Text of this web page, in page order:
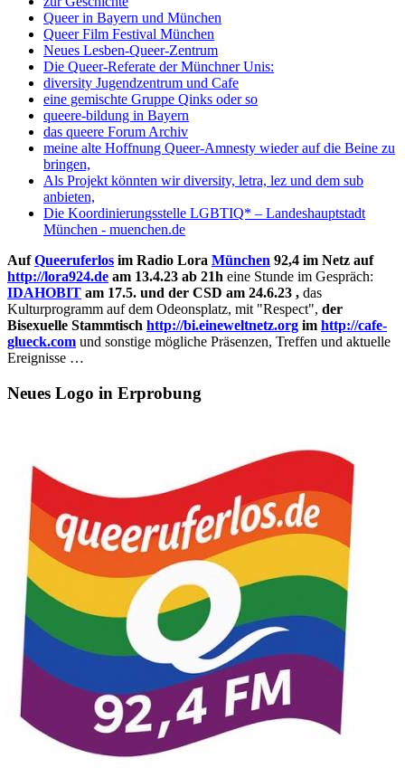
Queer in Bayern und München
Queer Film Festival München
Neues Lesben-Queer-Zentrum
Die Queer-Referate der Münchner Unis:
diversity Jugendzentrum und Cafe
eine gemischte Gruppe Qinks oder so
queere-bildung in Bayern
das queere Forum Archiv
meine alte Hoffnung Queer-Amnesty wieder auf die Beine zu
bringen,
Als Projekt könnten wir diversity, letra, lez und dem sub
anbieten,
Die Koordinierungsstelle LGBTIQ* – Landeshauptstadt
München - muenchen.de
AufQueeruferlos im Radio Lora München 92,4 im Netz auf
http://lora924.de am 13.4.23 ab 21h eine Stunde im Gespräch:
IDAHOBIT am 17.5. und der CSD am 24.6.23 , das
Kulturprogramm auf dem Odeonsplatz, mit "Respect", der
Bisexuelle Stammtisch http://bi.eineweltnetz.org im http://cafe-
glueck.com und sonstige mögliche Präsenzen, Treffen und aktuelle
Ereignisse …
Neues Logo in Erprobung